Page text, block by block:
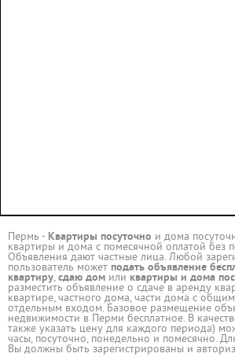
Пермь - Квартиры посуточно и дома
квартиры и дома с помесячной оплатой без
Объявления дают частные лица. Любой
пользователь может подать объявление
квартиру,сдаю дом или квартиры и дома
разместить объявление о сдаче в аренду
квартире, частного дома, части дома с
отдельным входом. Базовое размещение
недвижимости в Перми бесплатное. В
также указать цену для каждого периода)
часы, посуточно, понедельно и помесячно.
Вы должны быть зарегистрированы и